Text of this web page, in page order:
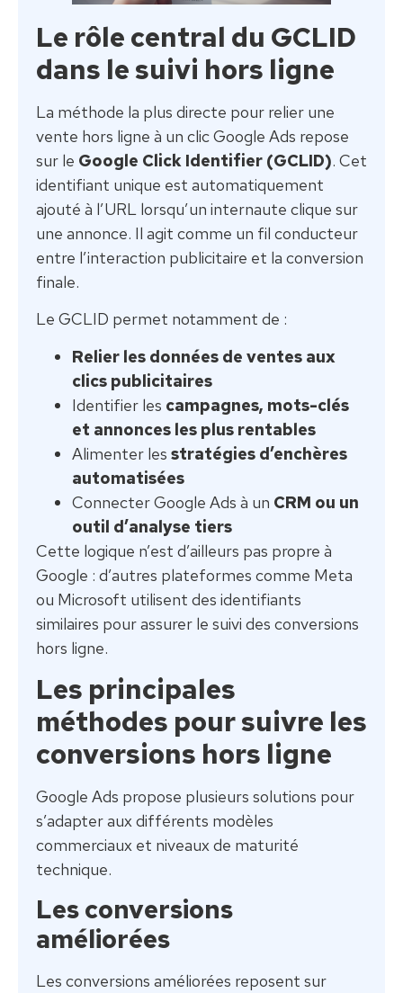
Le rôle central du GCLID
dans le suivi hors ligne
La méthode la plus directe pour relier une
vente hors ligne à un clic Google Ads repose
sur le Google Click Identifier (GCLID). Cet
identifiant unique est automatiquement
ajouté à l’URL lorsqu’un internaute clique sur
une annonce. Il agit comme un fil conducteur
entre l’interaction publicitaire et la conversion
finale.
Le GCLID permet notamment de :
Relier les données de ventes aux
clics publicitaires
Identifier les campagnes, mots-clés
et annonces les plus rentables
Alimenter les stratégies d’enchères
automatisées
Connecter Google Ads à un CRM ou un
outil d’analyse tiers
Cette logique n’est d’ailleurs pas propre à
Google : d’autres plateformes comme Meta
ou Microsoft utilisent des identifiants
similaires pour assurer le suivi des conversions
hors ligne.
Les principales
méthodes pour suivre les
conversions hors ligne
Google Ads propose plusieurs solutions pour
s’adapter aux différents modèles
commerciaux et niveaux de maturité
technique.
Les conversions
améliorées
Les conversions améliorées reposent sur